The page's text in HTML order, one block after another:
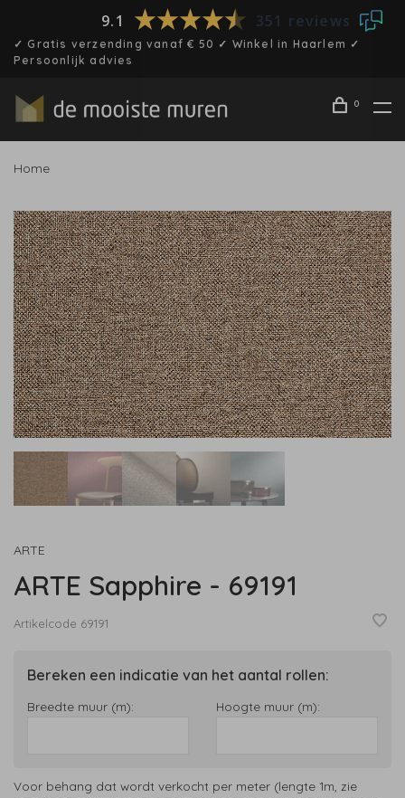
9.1 351 reviews
✓ Gratis verzending vanaf € 50 ✓ Winkel in Haarlem ✓
Persoonlijk advies
0
Home
ARTE
ARTE Sapphire - 69191
Artikelcode 69191
Bereken een indicatie van het aantal rollen:
Breedte muur (m): Hoogte muur (m):
Voor behang dat wordt verkocht per meter (lengte 1m, zie